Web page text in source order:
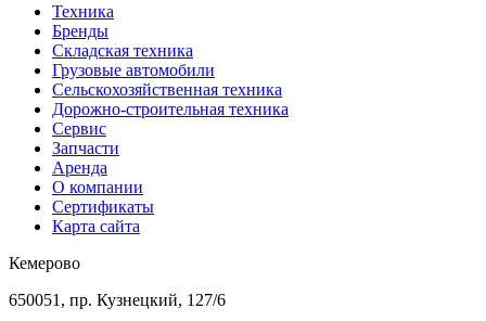
Техника
Бренды
Складская техника
Грузовые автомобили
Сельскохозяйственная техника
Дорожно-строительная техника
Сервис
Запчасти
Аренда
О компании
Сертификаты
Карта сайта
Кемерово
650051, пр. Кузнецкий, 127/6